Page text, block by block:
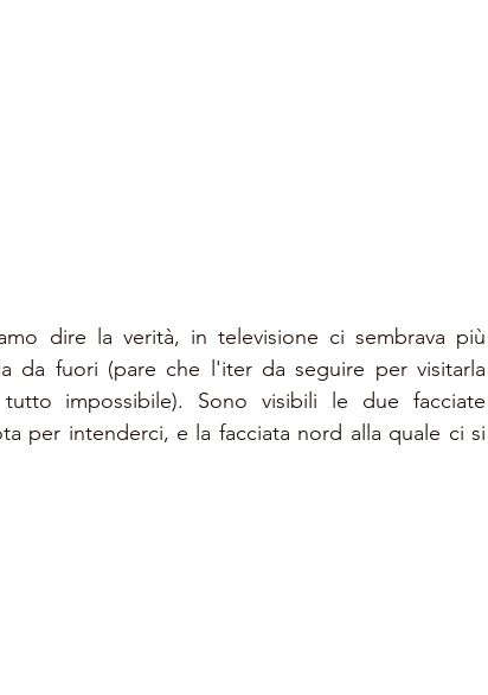
dire la verità, in televisione ci sembrava più
da fuori (pare che l'iter da seguire per visitarla
impossibile). Sono visibili le due facciate
per intenderci, e la facciata nord alla quale ci si